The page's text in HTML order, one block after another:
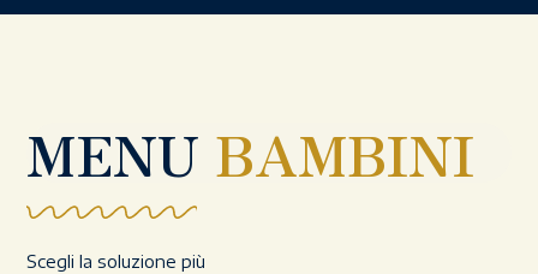
MENU BAMBINI
Scegli la soluzione più